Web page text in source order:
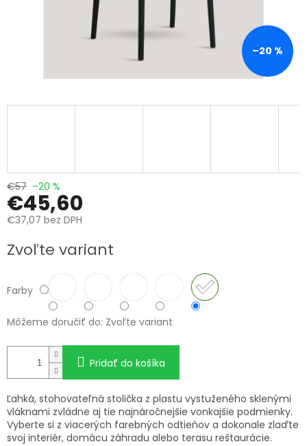
–20 %
€57 –20 %
€45,60
€37,07 bez DPH
cena:
Zvoľte variant
Farby
Môžeme doručiť do: Zvoľte variant
Pridať do košíka
Ľahká, stohovateľná stolička z plastu vystuženého sklenými
vláknami zvládne aj tie najnáročnejšie vonkajšie podmienky.
Vyberte si z viacerých farebných odtieňov a dokonale zlaďte
svoj interiér, domácu záhradu alebo terasu reštaurácie.